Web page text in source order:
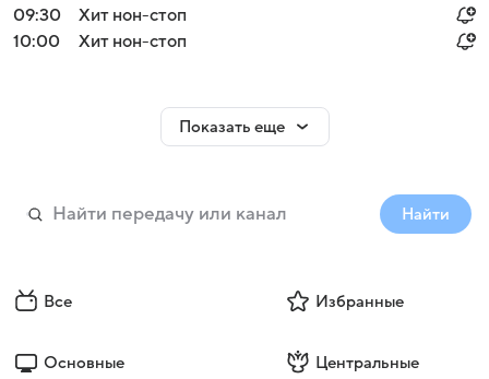
09:30
Хит нон-стоп
10:00
Хит нон-стоп
Показать еще
Найти
Все Избранные
Основные Центральные